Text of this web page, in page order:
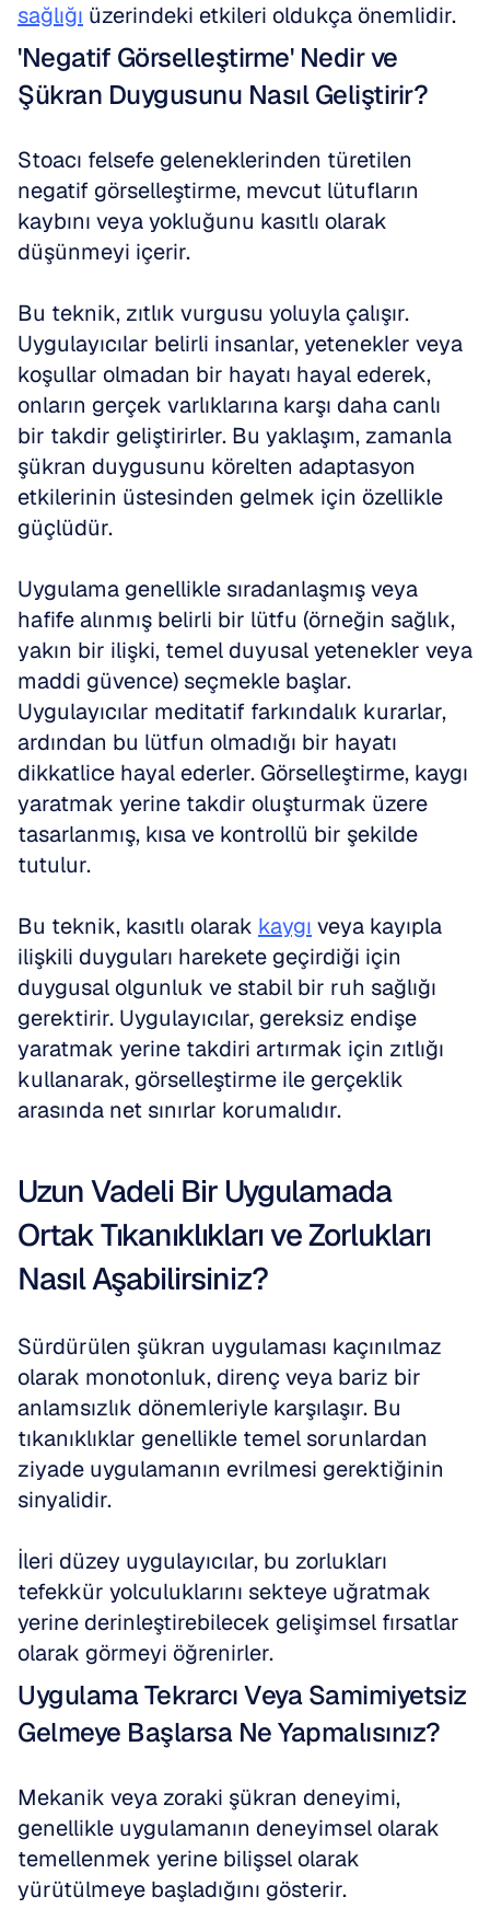
sağlığı üzerindeki etkileri oldukça önemlidir.
'Negatif Görselleştirme' Nedir ve
Şükran Duygusunu Nasıl Geliştirir?
Stoacı felsefe geleneklerinden türetilen
negatif görselleştirme, mevcut lütufların
kaybını veya yokluğunu kasıtlı olarak
düşünmeyi içerir.
Bu teknik, zıtlık vurgusu yoluyla çalışır.
Uygulayıcılar belirli insanlar, yetenekler veya
koşullar olmadan bir hayatı hayal ederek,
onların gerçek varlıklarına karşı daha canlı
bir takdir geliştirirler. Bu yaklaşım, zamanla
şükran duygusunu körelten adaptasyon
etkilerinin üstesinden gelmek için özellikle
güçlüdür.
Uygulama genellikle sıradanlaşmış veya
hafife alınmış belirli bir lütfu (örneğin sağlık,
yakın bir ilişki, temel duyusal yetenekler veya
maddi güvence) seçmekle başlar.
Uygulayıcılar meditatif farkındalık kurarlar,
ardından bu lütfun olmadığı bir hayatı
dikkatlice hayal ederler. Görselleştirme, kaygı
yaratmak yerine takdir oluşturmak üzere
tasarlanmış, kısa ve kontrollü bir şekilde
tutulur.
Bu teknik, kasıtlı olarak kaygı veya kayıpla
ilişkili duyguları harekete geçirdiği için
duygusal olgunluk ve stabil bir ruh sağlığı
gerektirir. Uygulayıcılar, gereksiz endişe
yaratmak yerine takdiri artırmak için zıtlığı
kullanarak, görselleştirme ile gerçeklik
arasında net sınırlar korumalıdır.
Uzun Vadeli Bir Uygulamada
Ortak Tıkanıklıkları ve Zorlukları
Nasıl Aşabilirsiniz?
Sürdürülen şükran uygulaması kaçınılmaz
olarak monotonluk, direnç veya bariz bir
anlamsızlık dönemleriyle karşılaşır. Bu
tıkanıklıklar genellikle temel sorunlardan
ziyade uygulamanın evrilmesi gerektiğinin
sinyalidir.
İleri düzey uygulayıcılar, bu zorlukları
tefekkür yolculuklarını sekteye uğratmak
yerine derinleştirebilecek gelişimsel fırsatlar
olarak görmeyi öğrenirler.
Uygulama Tekrarcı Veya Samimiyetsiz
Gelmeye Başlarsa Ne Yapmalısınız?
Mekanik veya zoraki şükran deneyimi,
genellikle uygulamanın deneyimsel olarak
temellenmek yerine bilişsel olarak
yürütülmeye başladığını gösterir.